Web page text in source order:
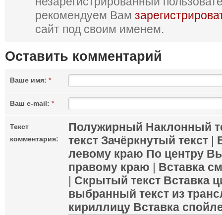
рекомендуем Вам
сайт под своим именем.
Оставить комментарий
Ваше имя: *
Ваш e-mail: *
Текст
комментария:
Полужирный Наклонный
текст Зачёркнутый текст |
левому краю По центру
правому краю | Вставка
| Скрытый текст Вставка
выбранный текст из
кириллицу Вставка